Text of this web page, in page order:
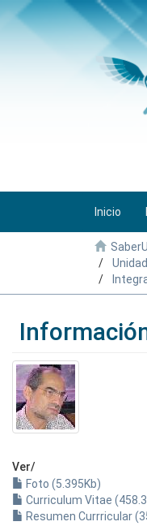
Inicio
Ver/
Foto (5.395Kb)
Curriculum Vitae
Resumen Currricular